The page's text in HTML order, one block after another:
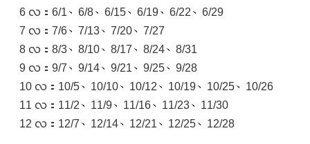
6 လ：6/1、6/8、6/15、6/19、6/22、6/29
7 လ：7/6、7/13、7/20、7/27
8 လ：8/3、8/10、8/17、8/24、8/31
9 လ：9/7、9/14、9/21、9/25、9/28
10 လ：10/5、10/10、10/12、10/19、10/25、10/26
11 လ：11/2、11/9、11/16、11/23、11/30
12 လ：12/7、12/14、12/21、12/25、12/28